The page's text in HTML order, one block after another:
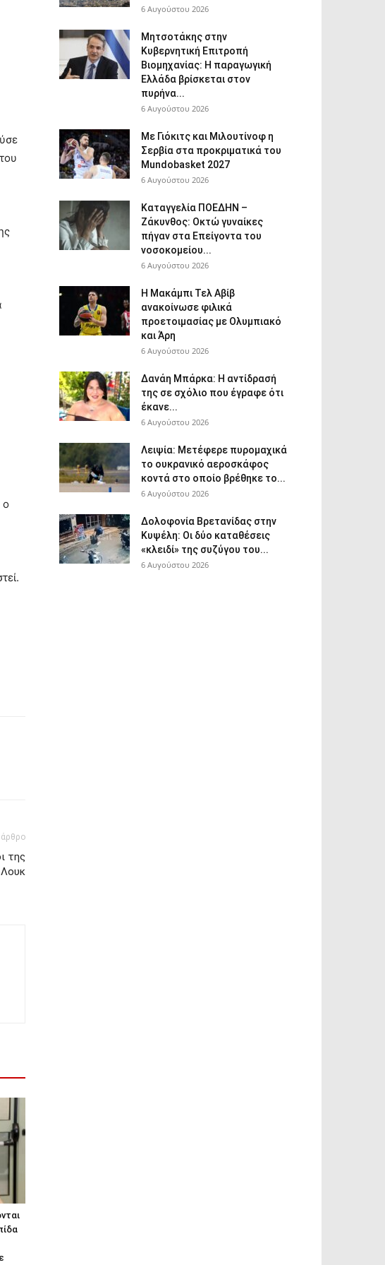
ο
άρθρο
της
Λουκ
6 Αυγούστου 2026
Μητσοτάκης στην
Κυβερνητική Επιτροπή
Βιομηχανίας: Η παραγωγική
Ελλάδα βρίσκεται στον
πυρήνα...
6 Αυγούστου 2026
Με Γιόκιτς και Μιλουτίνοφ η
Σερβία στα προκριματικά του
Mundobasket 2027
6 Αυγούστου 2026
Καταγγελία ΠΟΕΔΗΝ –
Ζάκυνθος: Οκτώ γυναίκες
πήγαν στα Επείγοντα του
νοσοκομείου...
6 Αυγούστου 2026
Η Μακάμπι Τελ Αβίβ
ανακοίνωσε φιλικά
προετοιμασίας με Ολυμπιακό
και Άρη
6 Αυγούστου 2026
Δανάη Μπάρκα: Η αντίδρασή
της σε σχόλιο που έγραφε ότι
έκανε...
6 Αυγούστου 2026
Λειψία: Μετέφερε πυρομαχικά
το ουκρανικό αεροσκάφος
κοντά στο οποίο βρέθηκε το...
6 Αυγούστου 2026
Δολοφονία Βρετανίδας στην
Κυψέλη: Οι δύο καταθέσεις
«κλειδί» της συζύγου του...
6 Αυγούστου 2026